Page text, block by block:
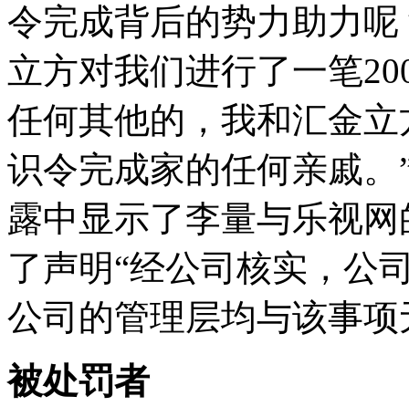
令完成背后的势力助力
立方对我们进行了一笔
任何其他的，我和汇金
识令完成家的任何亲戚
露中显示了李量与乐视
了声明“经公司核实，公
公司的管理层均与该事
被处罚者